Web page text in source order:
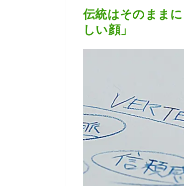
伝統はそのまま
しい顔」